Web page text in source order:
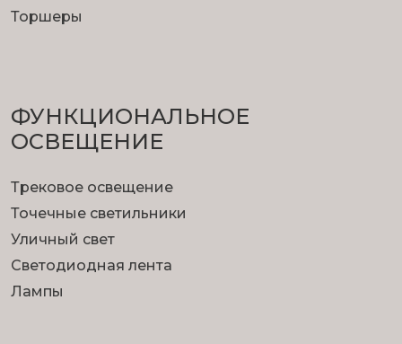
Торшеры
ФУНКЦИОНА­ЛЬНОЕ
ОСВЕЩЕНИЕ
Трековое освещение
Точечные светильники
Уличный свет
Светодиодная лента
Лампы